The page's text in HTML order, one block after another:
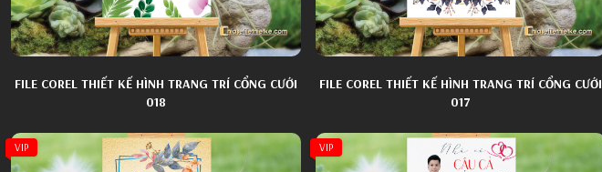
FILE COREL THIẾT KẾ HÌNH TRANG TRÍ CỔNG CƯỚI
018
FILE COREL THIẾT KẾ HÌNH TRANG TRÍ CỔNG CƯỚI
017
VIP VIP